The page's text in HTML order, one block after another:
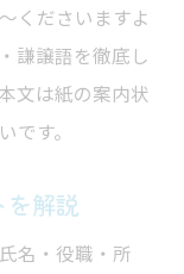
くださいますよ
謙譲語を徹底し
文は紙の案内状
です。
解説
名・役職・所